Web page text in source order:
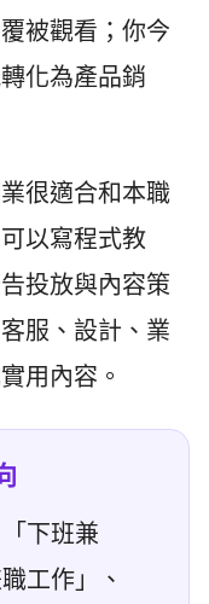
被觀看；你今
化為產品銷
很適合和本職
以寫程式教
投放與內容策
服、設計、業
用內容。
下班兼
工作」、